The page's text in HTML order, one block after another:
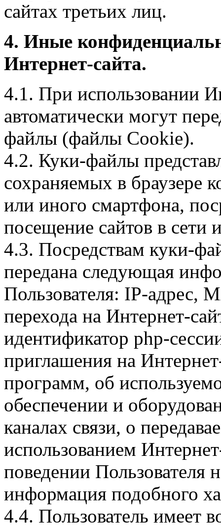
сайтах третьих лиц.
4. Иные
Интернет-сайта.
4.1. При использовании
автоматически могут
файлы (файлы Cookie).
4.2. Куки-файлы
сохраняемых в браузере
или иного смартфона,
посещение сайтов в сети
4.3. Посредствам куки-
передана следующая
Пользователя: IP-адрес,
перехода на Интернет-
идентификатор php-
приглашения на
программ, об
обеспечении и
каналах связи, о
использованием
поведении Пользователя
информация подобного
4.4. Пользователь имеет